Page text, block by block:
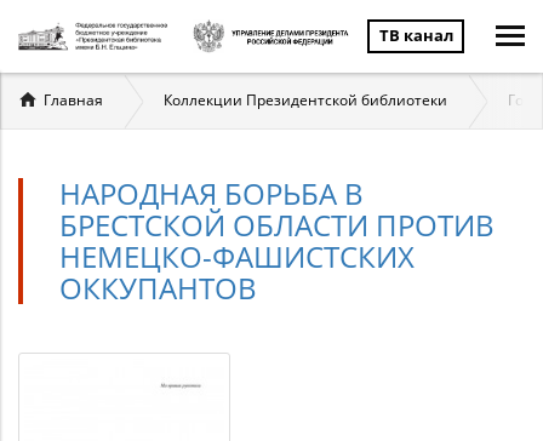
ТВ канал
Вы
здесь
Главная Коллекции Президентской библиотеки
НАРОДНАЯ БОРЬБА В
БРЕСТСКОЙ ОБЛАСТИ ПРОТИВ
НЕМЕЦКО-ФАШИСТСКИХ
ОККУПАНТОВ